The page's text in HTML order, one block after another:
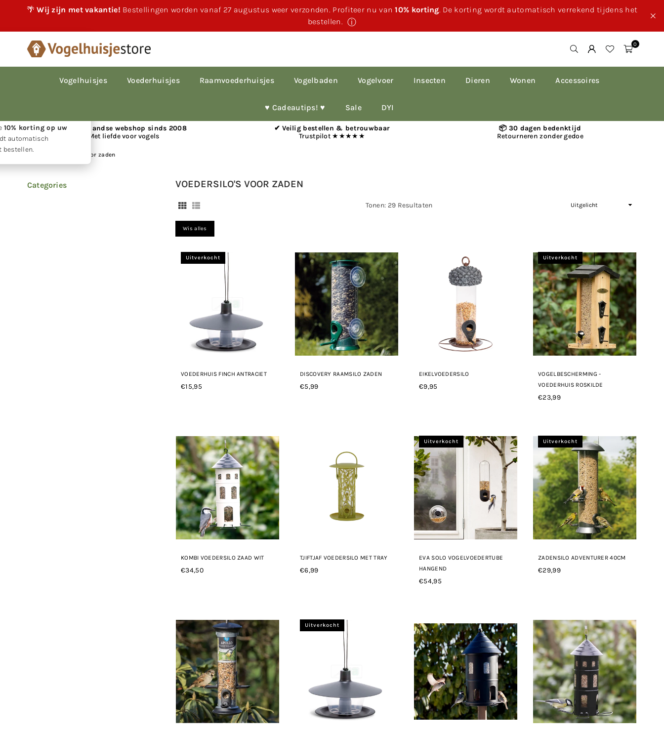
🌴Wij zijn met vakantie! Bestellingen worden vanaf 27 augustus weer verzonden. Profiteer nu van10% korting. De korting wordt automatisch verrekend tijdens het
bestellen. ⓘ
×
gewoon
bestellingen worden
10% korting op uw
automatisch
bestellen.
0
Vogelhuisjes Voederhuisjes Raamvoederhuisjes Vogelbaden Vogelvoer Insecten Dieren Wonen Accessoires
♥︎ Cadeautips! ♥︎ Sale DYI
📍 Nederlandse webshop sinds 2008
Met liefde voor vogels
✔ Veilig bestellen & betrouwbaar
Trustpilot ★★★★★
📦 30 dagen bedenktijd
Retourneren zonder gedoe
Voedersilo's voor zaden
VOEDERSILO'S VOOR ZADEN
Tonen: 29 Resultaten
Sorteer
Wis alles
Uitverkocht
VOEDERHUIS FINCH ANTRACIET
Normale
€15,95
DISCOVERY RAAMSILO ZADEN
Normale
€5,99
EIKELVOEDERSILO
Normale
€9,95
Uitverkocht
VOGELBESCHERMING -
VOEDERHUIS ROSKILDE
Normale
€23,99
KOMBI VOEDERSILO ZAAD WIT
Normale
€34,50
TJIFTJAF VOEDERSILO MET TRAY
Normale
€6,99
Uitverkocht
EVA SOLO VOGELVOEDERTUBE
HANGEND
Normale
€54,95
Uitverkocht
ZADENSILO ADVENTURER 40CM
Normale
€29,99
Uitverkocht
Categories